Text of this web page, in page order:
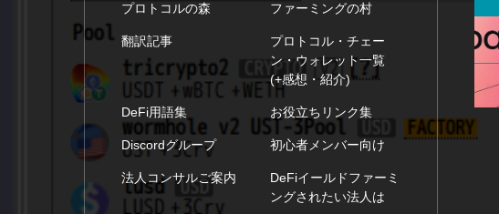
プロトコルの森 ファーミングの村
翻訳記事
プロトコル・チェー
ン・ウォレット一覧
(+感想・紹介)
DeFi用語集 お役立ちリンク集
Discordグループ 初心者メンバー向け
法人コンサルご案内
DeFiイールドファーミ
ングされたい法人は